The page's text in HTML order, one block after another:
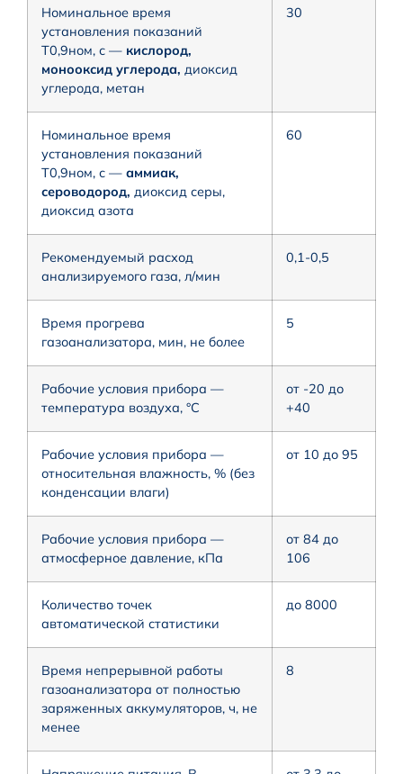
Номинальное время
установления показаний
Т0,9ном, с — кислород,
монооксид углерода, диоксид
углерода, метан
30
Номинальное время
установления показаний
Т0,9ном, с — аммиак,
сероводород, диоксид серы,
диоксид азота
60
Рекомендуемый расход
анализируемого газа, л/мин
0,1-0,5
Время прогрева
газоанализатора, мин, не более
5
Рабочие условия прибора —
температура воздуха, °С
от -20 до
+40
Рабочие условия прибора —
относительная влажность, % (без
конденсации влаги)
от 10 до 95
Рабочие условия прибора —
атмосферное давление, кПа
от 84 до
106
Количество точек
автоматической статистики
до 8000
Время непрерывной работы
газоанализатора от полностью
заряженных аккумуляторов, ч, не
менее
8